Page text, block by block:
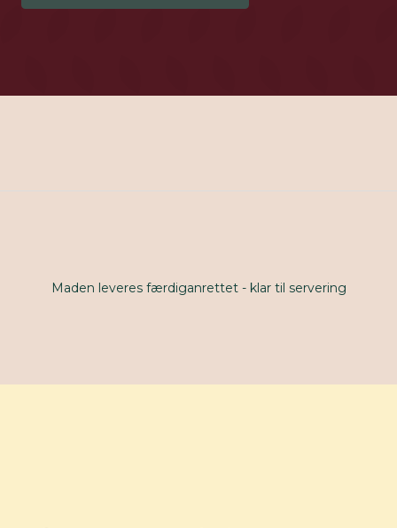
Maden leveres færdiganrettet - klar til servering